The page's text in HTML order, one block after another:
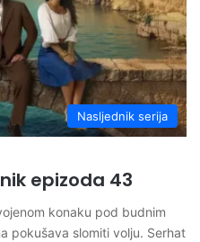
Nasljednik serija
epizoda 43
konaku pod budnim
pokušava slomiti volju. Serhat